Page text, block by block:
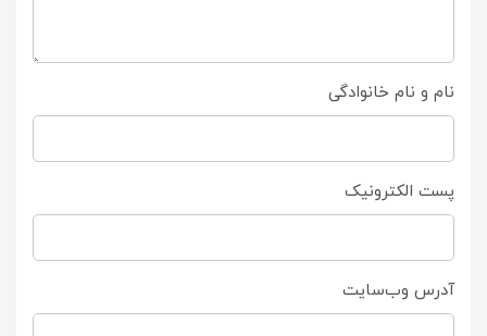
نام و نام خانوادگی
پست الکترونیک
آدرس وب‌سایت